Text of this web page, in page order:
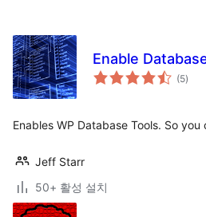
Enable
(5전
체)
Enables WP Database Tools. So
Jeff Starr
50+ 활성 설치